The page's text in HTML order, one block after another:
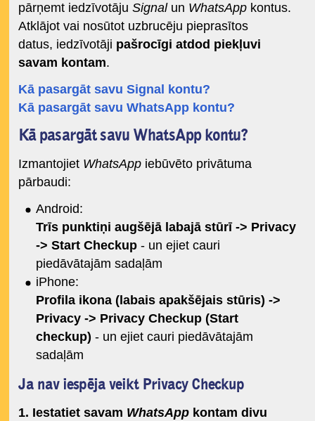
pārņemt iedzīvotāju Signalun WhatsAppkontus.
Atklājot vai nosūtot uzbrucēju pieprasītos
datus, iedzīvotāji pašrocīgi atdod piekļuvi
savam kontam.
Kā pasargāt savu Signal kontu?
Kā pasargāt savu WhatsApp kontu?
Kā pasargāt savu WhatsApp kontu?
Izmantojiet WhatsAppiebūvēto privātuma
pārbaudi:
Android:
Trīs punktiņi augšējā labajā stūrī -> Privacy
-> Start Checkup - un ejiet cauri
piedāvātajām sadaļām
iPhone:
Profila ikona (labais apakšējais stūris) ->
Privacy -> Privacy Checkup (Start
checkup) - un ejiet cauri piedāvātajām
sadaļām
Ja nav iespēja veikt Privacy Checkup
1. Iestatiet savam WhatsAppkontam divu